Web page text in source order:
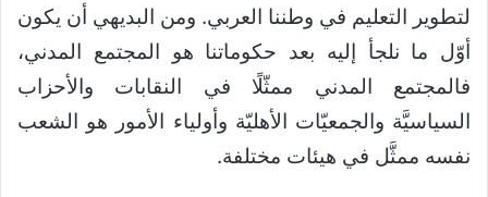
لتطوير التعليم في وطننا العربي. ومن البديهي أن يكون
أوّل ما نلجأ إليه بعد حكوماتنا هو المجتمع المدني،
فالمجتمع المدني ممثّلًا في النقابات والأحزاب
السياسيَّة والجمعيّات الأهليّة وأولياء الأمور هو الشعب
نفسه ممثَّل في هيئات مختلفة.